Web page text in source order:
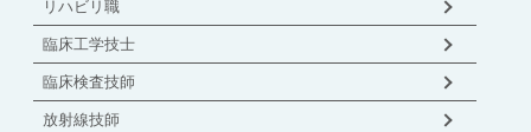
リハビリ職
臨床工学技士
臨床検査技師
放射線技師